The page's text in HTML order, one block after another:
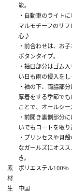
能。
・自動車のライト
マルモチーフのリ
心♪
・前合わせは、お
ボタンタイプ。
・袖口部分はゴム
い日も雨の侵入をし
・袖の下、両脇部
厚着をする季節で
ことで、オールシー
・前開き裏側部分
いでもコートを取り
・プリンセスや貝
なガールズにオス
き。
素
材
ポリエステル100%
生
中国